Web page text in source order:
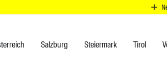
Salzburg Steiermark Tirol